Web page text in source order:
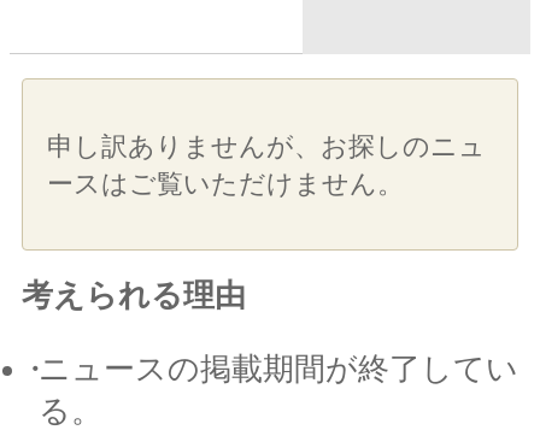
申し訳ありませんが、お探しのニュ
ースはご覧いただけません。
考えられる理由
ニュースの掲載期間が終了してい
る。